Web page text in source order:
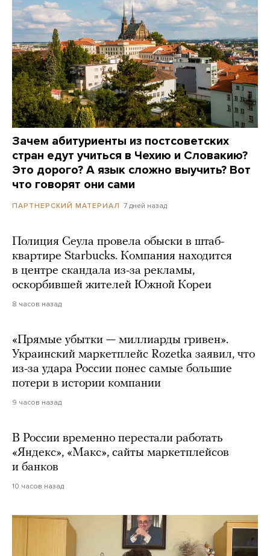
Зачем абитуриенты из постсоветских
стран едут учиться в Чехию и Словакию?
Это дорого? А язык сложно выучить? Вот
что говорят они сами
ПАРТНЕРСКИЙ МАТЕРИАЛ 7 дней назад
Полиция Сеула провела обыски в штаб-
квартире Starbucks. Компания находится
в центре скандала из-за рекламы,
оскорбившей жителей Южной Кореи
8 часов назад
«Прямые убытки — миллиарды гривен».
Украинский маркетплейс Rozetka заявил, что
из-за удара России понес самые большие
потери в истории компании
9 часов назад
В России временно перестали работать
«Яндекс», «Макс», сайты маркетплейсов
и банков
10 часов назад